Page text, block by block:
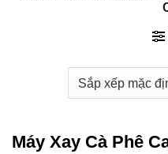
Máy Xay Cà Phê